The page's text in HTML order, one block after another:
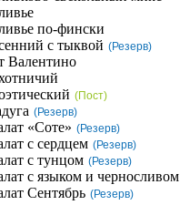
по-фински
с тыквой (Резерв)
Валентино
(Пост)
(Резерв)
«Соте» (Резерв)
с сердцем (Резерв)
с тунцом (Резерв)
с языком и черносливом
Сентябрь (Резерв)